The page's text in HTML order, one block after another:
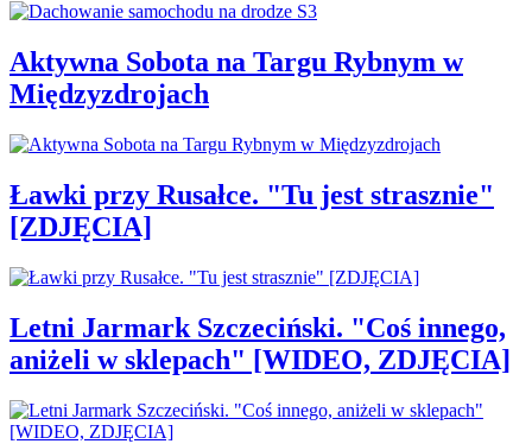
Aktywna Sobota na Targu Rybnym w
Międzyzdrojach
Ławki przy Rusałce. "Tu jest strasznie"
[ZDJĘCIA]
Letni Jarmark Szczeciński. "Coś innego,
aniżeli w sklepach" [WIDEO, ZDJĘCIA]